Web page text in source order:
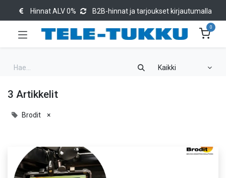
Hinnat ALV 0% B2B-hinnat ja tarjoukset kirjautumalla
0
Kaikki
3 Artikkelit
Brodit ×